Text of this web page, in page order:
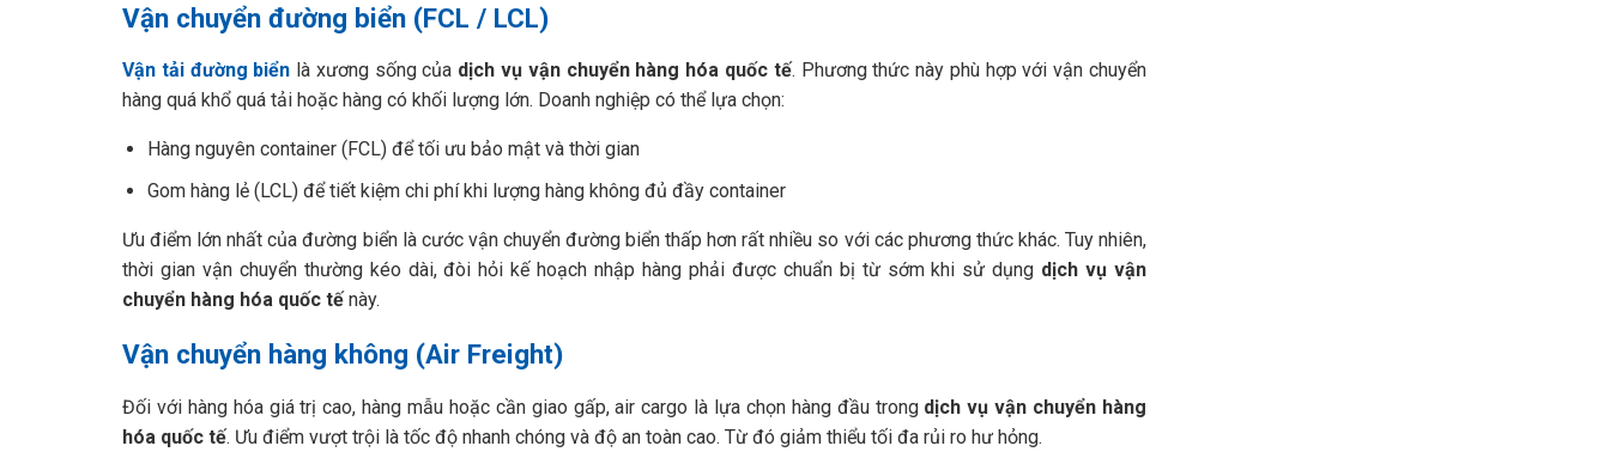
Vận chuyển đường biển (FCL / LCL)
Vận tải đường biển là xương sống của dịch vụ vận chuyển hàng hóa quốc tế. Phương thức này phù hợp với vận chuyển
hàng quá khổ quá tải hoặc hàng có khối lượng lớn. Doanh nghiệp có thể lựa chọn:
Hàng nguyên container (FCL) để tối ưu bảo mật và thời gian
Gom hàng lẻ (LCL) để tiết kiệm chi phí khi lượng hàng không đủ đầy container
Ưu điểm lớn nhất của đường biển là cước vận chuyển đường biển thấp hơn rất nhiều so với các phương thức khác. Tuy nhiên,
thời gian vận chuyển thường kéo dài, đòi hỏi kế hoạch nhập hàng phải được chuẩn bị từ sớm khi sử dụng dịch vụ vận
chuyển hàng hóa quốc tếnày.
Vận chuyển hàng không (Air Freight)
Đối với hàng hóa giá trị cao, hàng mẫu hoặc cần giao gấp, air cargo là lựa chọn hàng đầu trong dịch vụ vận chuyển hàng
hóa quốc tế. Ưu điểm vượt trội là tốc độ nhanh chóng và độ an toàn cao. Từ đó giảm thiểu tối đa rủi ro hư hỏng.